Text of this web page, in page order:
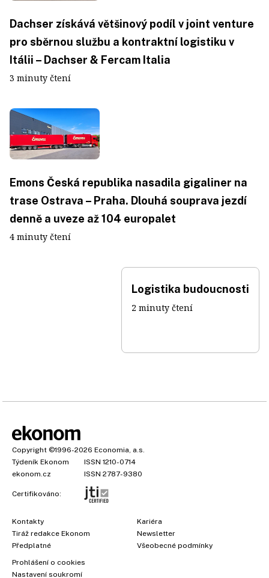
Dachser získává většinový podíl v joint venture
pro sběrnou službu a kontraktní logistiku v
Itálii – Dachser & Fercam Italia
3 minuty čtení
Emons Česká republika nasadila gigaliner na
trase Ostrava – Praha. Dlouhá souprava jezdí
denně a uveze až 104 europalet
4 minuty čtení
Logistika budoucnosti
2 minuty čtení
Copyright ©1996-2026 Economia, a.s.
Týdeník Ekonom
ISSN 1210-0714
ekonom.cz
ISSN 2787-9380
Certifikováno:
Kontakty
Tiráž redakce Ekonom
Předplatné
Kariéra
Newsletter
Všeobecné podmínky
Prohlášení o cookies
Nastavení soukromí